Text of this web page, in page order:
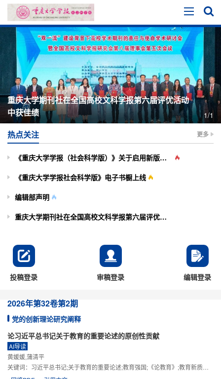
重庆大学期刊社在全国高校文科学报第六届评优活动
中获佳绩
1/1
热点关注 更多
《重庆大学学报（社会科学版）》关于启用新版投审稿系统的通知
《重庆大学学报社会科学版》电子书橱上线
编辑部声明
重庆大学期刊社在全国高校文科学报第六届评优活动中获佳绩
投稿登录 审稿登录 编辑登录
2026年第32卷第2期
党的创新理论研究阐释
论习近平总书记关于教育的重要论述的原创性贡献
AI导读
黄媛媛,蒲清平
关键词： 习近平总书记;关于教育的重要论述;教育强国;《论教育》;教育新质生产力;教育人工智能